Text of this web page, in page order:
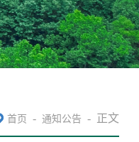
首页 - 通知公告 - 正文